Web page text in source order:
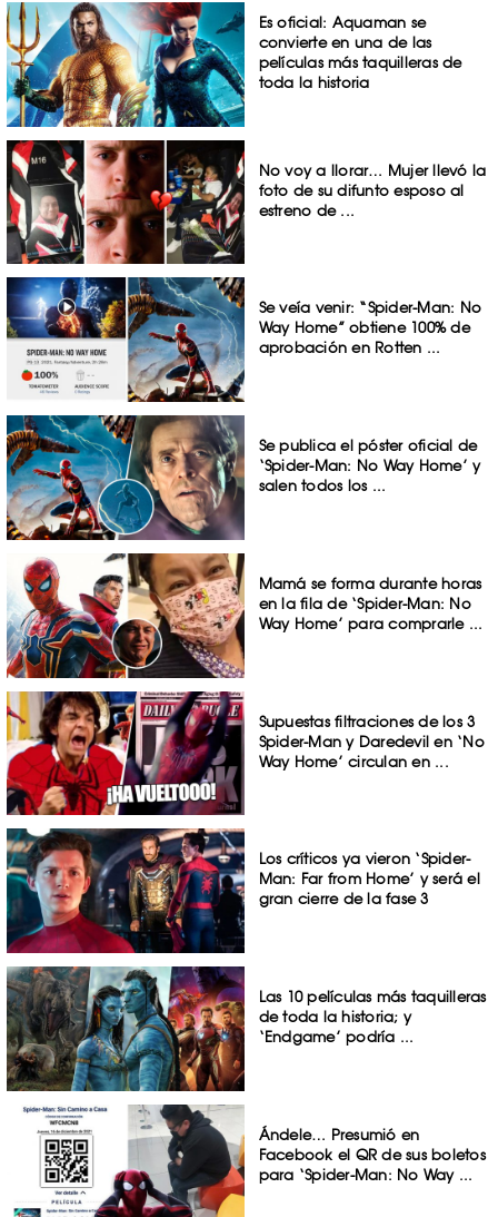
Es oficial: Aquaman se
convierte en una de las
películas más taquilleras de
toda la historia
No voy a llorar… Mujer llevó la
foto de su difunto esposo al
estreno de ...
Se veía venir: “Spider-Man: No
Way Home” obtiene 100% de
aprobación en Rotten ...
Se publica el póster oficial de
‘Spider-Man: No Way Home’ y
salen todos los ...
Mamá se forma durante horas
en la fila de ‘Spider-Man: No
Way Home’ para comprarle ...
Supuestas filtraciones de los 3
Spider-Man y Daredevil en ‘No
Way Home’ circulan en ...
Los críticos ya vieron ‘Spider-
Man: Far from Home’ y será el
gran cierre de la fase 3
Las 10 películas más taquilleras
de toda la historia; y
‘Endgame’ podría ...
Ándele… Presumió en
Facebook el QR de sus boletos
para ‘Spider-Man: No Way ...